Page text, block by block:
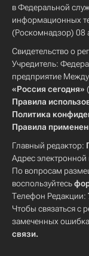
в Федеральной
информационных
(Роскомнадзор) 08
Свидетельство о
Учредитель:
предприятие
«Россия сегодня»
Правила
Политика
Правила
Главный редактор:
Адрес
По вопросам
воспользуйтесь
Телефон Редакции:
Чтобы связаться с
замеченных
связи.